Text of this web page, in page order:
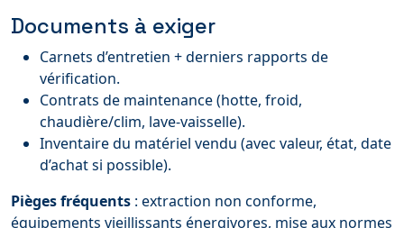
Documents à exiger
Carnets d’entretien + derniers rapports de
vérification.
Contrats de maintenance (hotte, froid,
chaudière/clim, lave‑vaisselle).
Inventaire du matériel vendu (avec valeur, état, date
d’achat si possible).
Pièges fréquents : extraction non conforme,
équipements vieillissants énergivores, mise aux normes